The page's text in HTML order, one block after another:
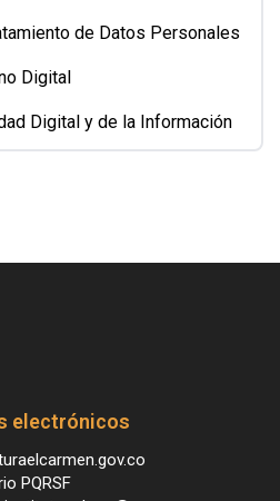
de Datos Personales
Digital
Digital y de la Información
electrónicos
PQRSF